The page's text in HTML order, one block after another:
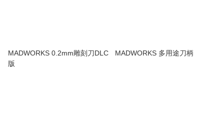
MADWORKS 0.2mm雕刻刀DLC
版
MADWORKS 多用途刀柄